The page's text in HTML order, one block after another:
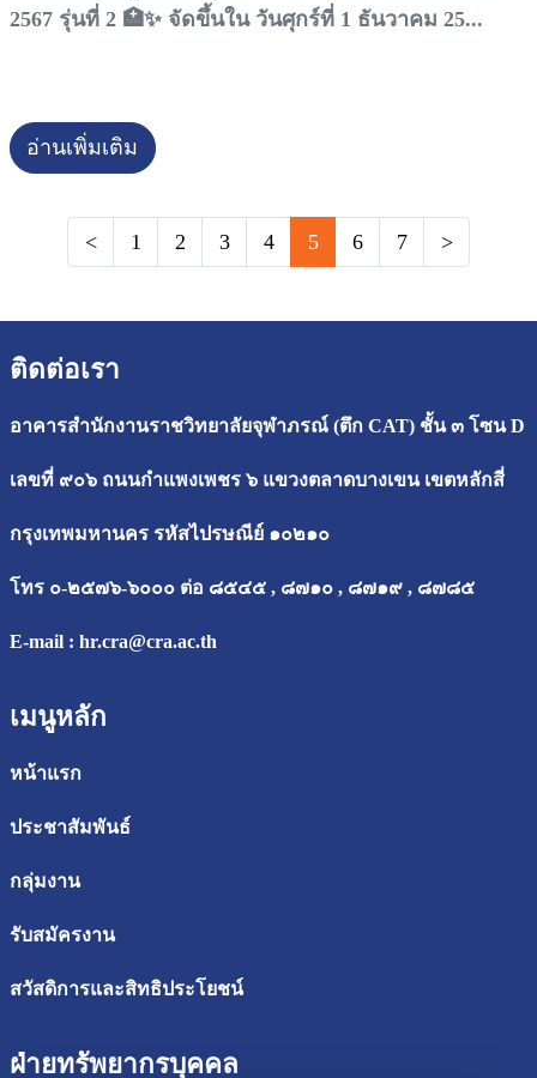
2567 รุ่นที่ 2 🏥✨ จัดขึ้นใน วันศุกร์ที่ 1 ธันวาคม 25...
อ่านเพิ่มเติม
< 1 2 3 4 5 6 7 >
ติดต่อเรา
อาคารสำนักงานราชวิทยาลัยจุฬาภรณ์ (ตึก CAT) ชั้น ๓ โซน D
เลขที่ ๙๐๖ ถนนกำแพงเพชร ๖ แขวงตลาดบางเขน เขตหลักสี่
กรุงเทพมหานคร รหัสไปรษณีย์ ๑๐๒๑๐
โทร ๐-๒๕๗๖-๖๐๐๐ ต่อ ๘๕๔๕ , ๘๗๑๐ , ๘๗๑๙ , ๘๗๘๕
E-mail : hr.cra@cra.ac.th
เมนูหลัก
หน้าแรก
ประชาสัมพันธ์
กลุ่มงาน
รับสมัครงาน
สวัสดิการและสิทธิประโยชน์
ฝ่ายทรัพยากรบุคคล